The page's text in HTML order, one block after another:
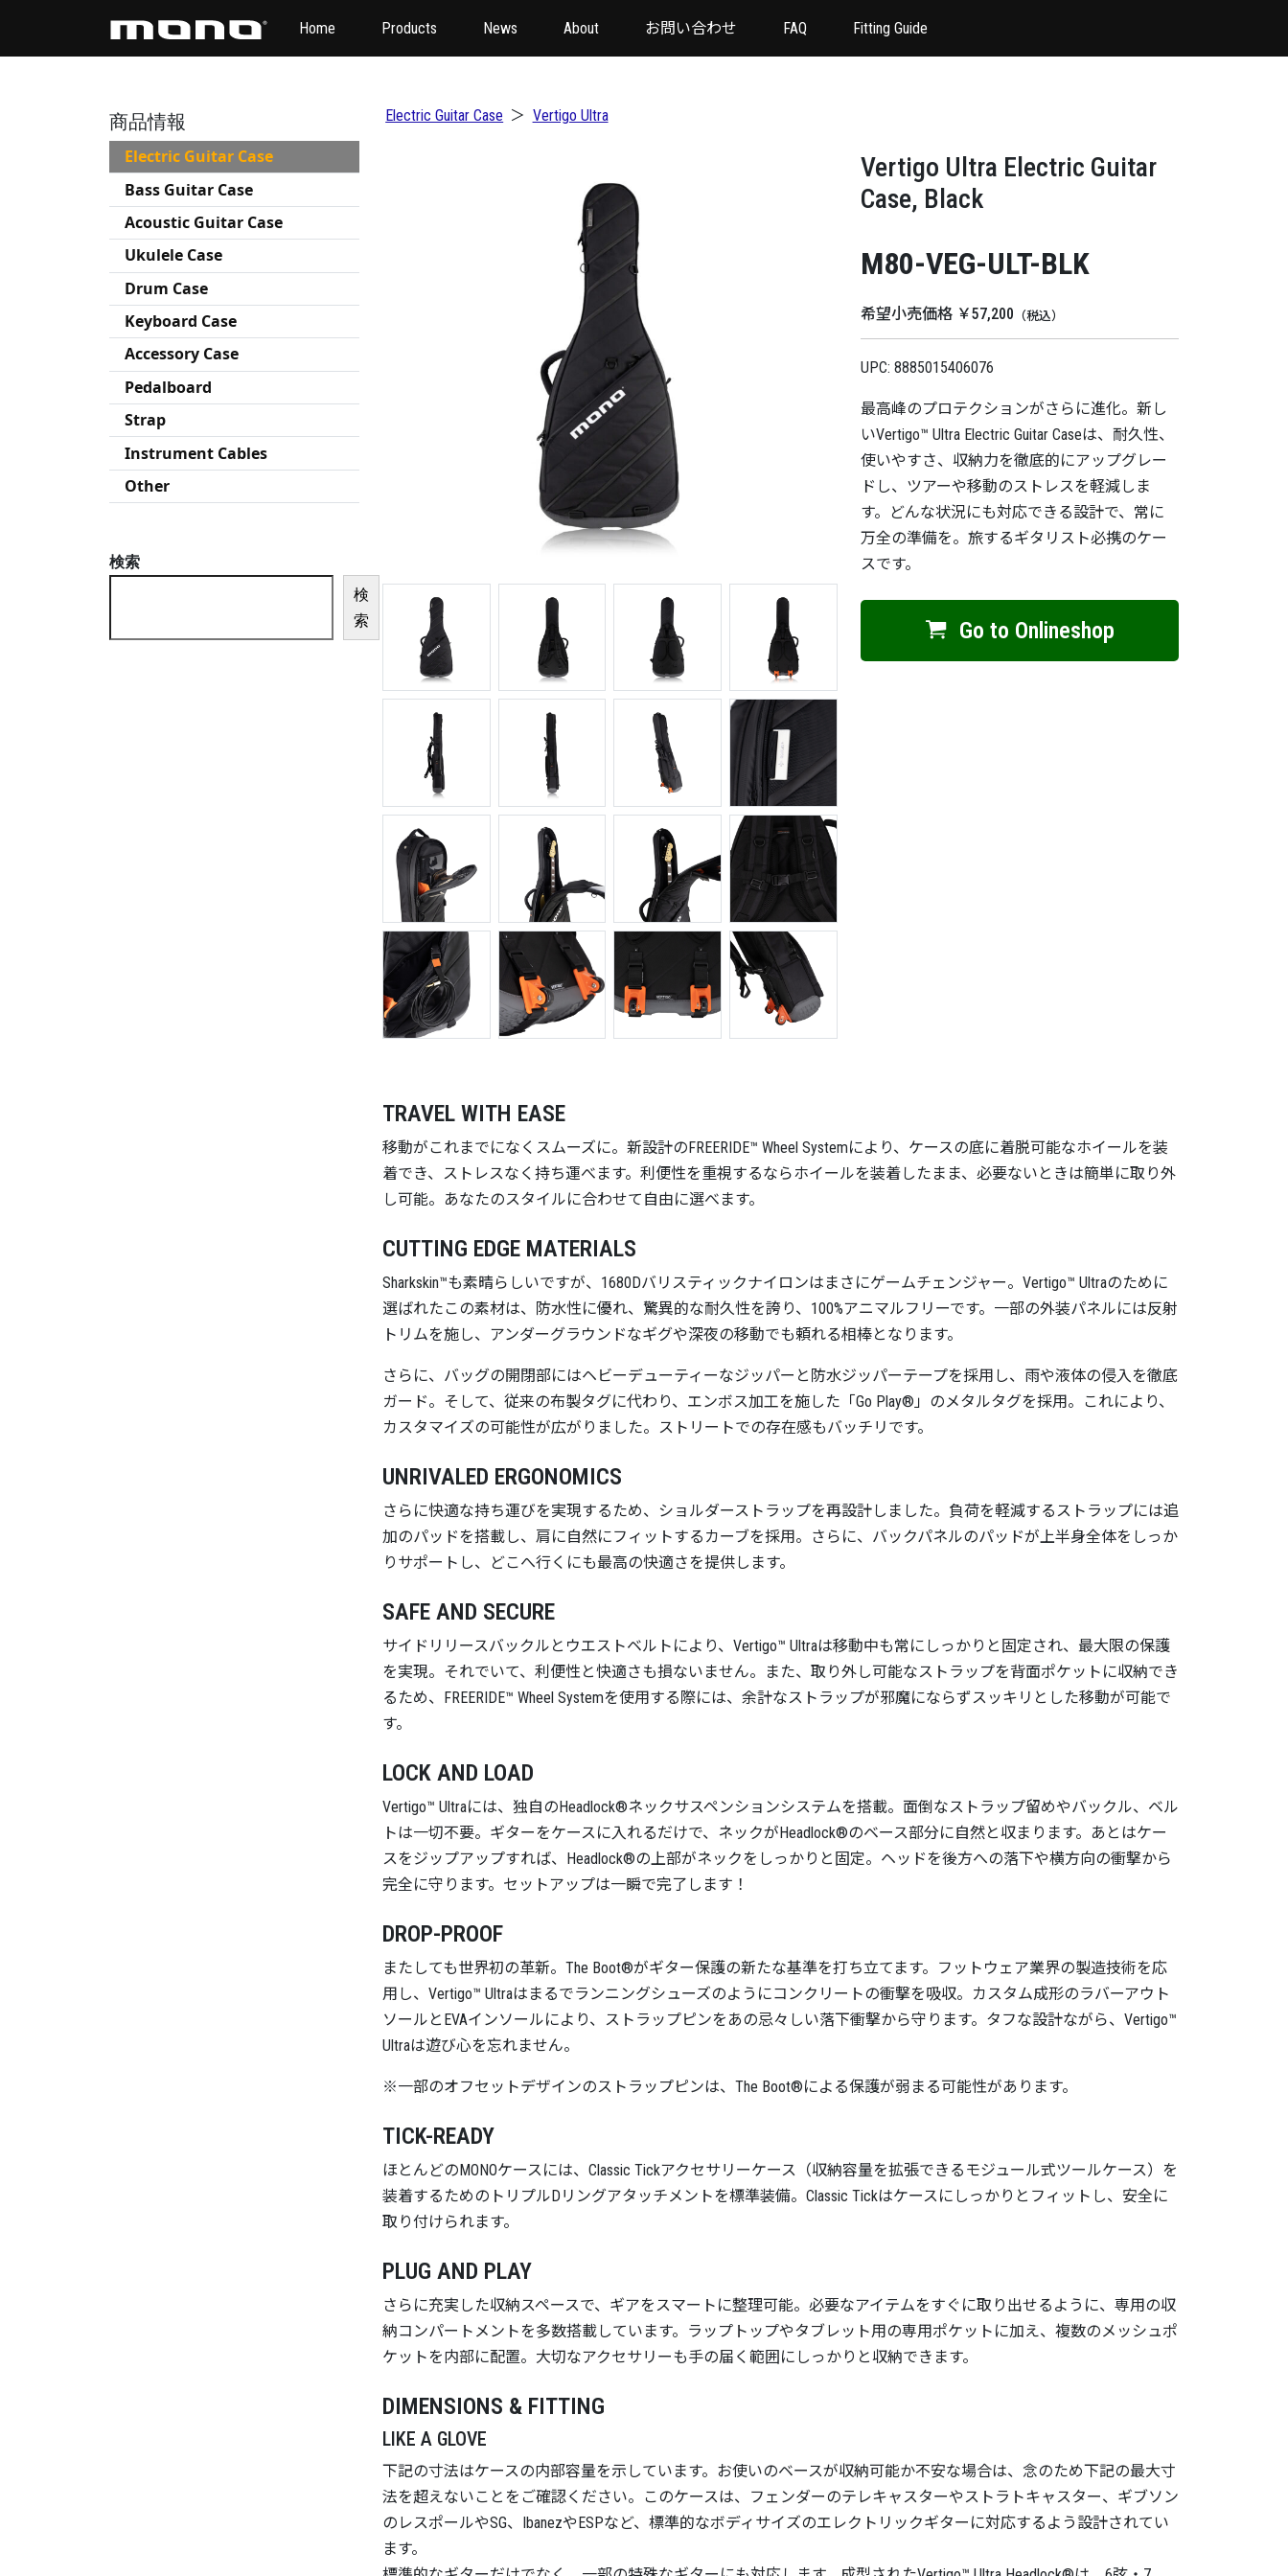
Home Products News About お問い合わせ FAQ Fitting Guide
Electric Guitar Case ＞ Vertigo Ultra
Vertigo Ultra Electric Guitar
Case, Black
M80-VEG-ULT-BLK
希望小売価格 ￥57,200 （税込）
UPC: 8885015406076
最高峰のプロテクションがさらに進化。新し
いVertigo™ Ultra Electric Guitar Caseは、耐久性、
使いやすさ、収納力を徹底的にアップグレー
ドし、ツアーや移動のストレスを軽減しま
す。どんな状況にも対応できる設計で、常に
万全の準備を。旅するギタリスト必携のケー
スです。
Go to Onlineshop
TRAVEL WITH EASE
移動がこれまでになくスムーズに。新設計のFREERIDE™ Wheel Systemにより、ケースの底に着脱可能なホイールを装
着でき、ストレスなく持ち運べます。利便性を重視するならホイールを装着したまま、必要ないときは簡単に取り外
し可能。あなたのスタイルに合わせて自由に選べます。
CUTTING EDGE MATERIALS
Sharkskin™も素晴らしいですが、1680Dバリスティックナイロンはまさにゲームチェンジャー。Vertigo™ Ultraのために
選ばれたこの素材は、防水性に優れ、驚異的な耐久性を誇り、100%アニマルフリーです。一部の外装パネルには反射
トリムを施し、アンダーグラウンドなギグや深夜の移動でも頼れる相棒となります。
さらに、バッグの開閉部にはヘビーデューティーなジッパーと防水ジッパーテープを採用し、雨や液体の侵入を徹底
ガード。そして、従来の布製タグに代わり、エンボス加工を施した「Go Play®」のメタルタグを採用。これにより、
カスタマイズの可能性が広がりました。ストリートでの存在感もバッチリです。
UNRIVALED ERGONOMICS
さらに快適な持ち運びを実現するため、ショルダーストラップを再設計しました。負荷を軽減するストラップには追
加のパッドを搭載し、肩に自然にフィットするカーブを採用。さらに、バックパネルのパッドが上半身全体をしっか
りサポートし、どこへ行くにも最高の快適さを提供します。
SAFE AND SECURE
サイドリリースバックルとウエストベルトにより、Vertigo™ Ultraは移動中も常にしっかりと固定され、最大限の保護
を実現。それでいて、利便性と快適さも損ないません。また、取り外し可能なストラップを背面ポケットに収納でき
るため、FREERIDE™ Wheel Systemを使用する際には、余計なストラップが邪魔にならずスッキリとした移動が可能で
す。
LOCK AND LOAD
Vertigo™ Ultraには、独自のHeadlock®ネックサスペンションシステムを搭載。面倒なストラップ留めやバックル、ベル
トは一切不要。ギターをケースに入れるだけで、ネックがHeadlock®のベース部分に自然と収まります。あとはケー
スをジップアップすれば、Headlock®の上部がネックをしっかりと固定。ヘッドを後方への落下や横方向の衝撃から
完全に守ります。セットアップは一瞬で完了します！
DROP-PROOF
またしても世界初の革新。The Boot®がギター保護の新たな基準を打ち立てます。フットウェア業界の製造技術を応
用し、Vertigo™ Ultraはまるでランニングシューズのようにコンクリートの衝撃を吸収。カスタム成形のラバーアウト
ソールとEVAインソールにより、ストラップピンをあの忌々しい落下衝撃から守ります。タフな設計ながら、Vertigo™
Ultraは遊び心を忘れません。
※一部のオフセットデザインのストラップピンは、The Boot®による保護が弱まる可能性があります。
TICK-READY
ほとんどのMONOケースには、Classic Tickアクセサリーケース（収納容量を拡張できるモジュール式ツールケース）を
装着するためのトリプルDリングアタッチメントを標準装備。Classic Tickはケースにしっかりとフィットし、安全に
取り付けられます。
PLUG AND PLAY
さらに充実した収納スペースで、ギアをスマートに整理可能。必要なアイテムをすぐに取り出せるように、専用の収
納コンパートメントを多数搭載しています。ラップトップやタブレット用の専用ポケットに加え、複数のメッシュポ
ケットを内部に配置。大切なアクセサリーも手の届く範囲にしっかりと収納できます。
DIMENSIONS & FITTING
LIKE A GLOVE
下記の寸法はケースの内部容量を示しています。お使いのベースが収納可能か不安な場合は、念のため下記の最大寸
法を超えないことをご確認ください。このケースは、フェンダーのテレキャスターやストラトキャスター、ギブソン
のレスポールやSG、IbanezやESPなど、標準的なボディサイズのエレクトリックギターに対応するよう設計されてい
ます。
商品情報
Electric Guitar Case
Bass Guitar Case
Acoustic Guitar Case
Ukulele Case
Drum Case
Keyboard Case
Accessory Case
Pedalboard
Strap
Instrument Cables
Other
検索
検
索